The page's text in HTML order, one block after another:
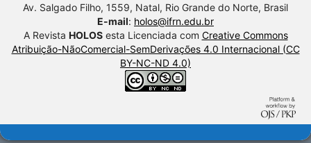
Av. Salgado Filho, 1559, Natal, Rio Grande do Norte, Brasil
E-mail: holos@ifrn.edu.br
A Revista HOLOSesta Licenciada com Creative Commons
Atribuição-NãoComercial-SemDerivações 4.0 Internacional (CC
BY-NC-ND 4.0)